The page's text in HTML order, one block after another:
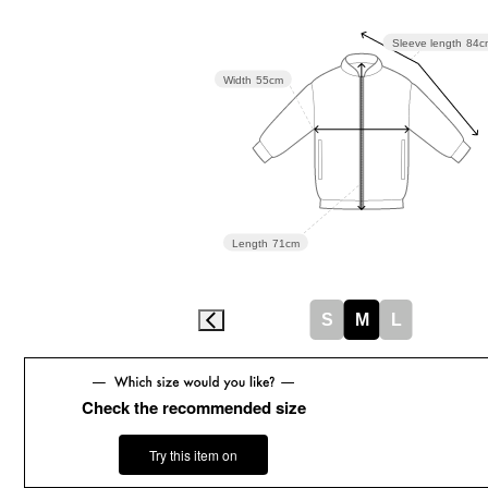
Sleeve length
Length 71cm
Width 55cm
S M L
Check the recommended size
Try this item on